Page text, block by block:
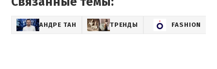
АНДРЕ ТАН ТРЕНДЫ FASHION